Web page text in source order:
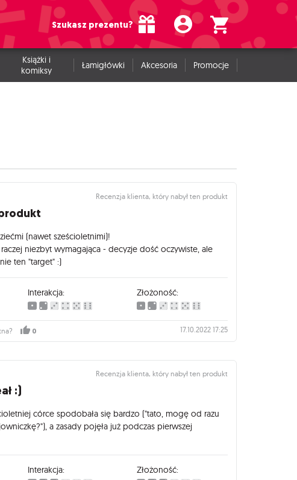
Szukasz prezentu?
Książki i
komiksy
Łamigłówki Akcesoria Promocje
Recenzja klienta, który nabył ten produkt
(nawet sześcioletnimi)!
raczej niezbyt wymagająca - decyzje dość oczywiste, ale
ten "target" :)
Interakcja: Złożoność:
0 17.10.2022 17:25
Recenzja klienta, który nabył ten produkt
:)
córce spodobała się bardzo ("tato, mogę od razu
a zasady pojęła już podczas pierwszej
Interakcja: Złożoność: